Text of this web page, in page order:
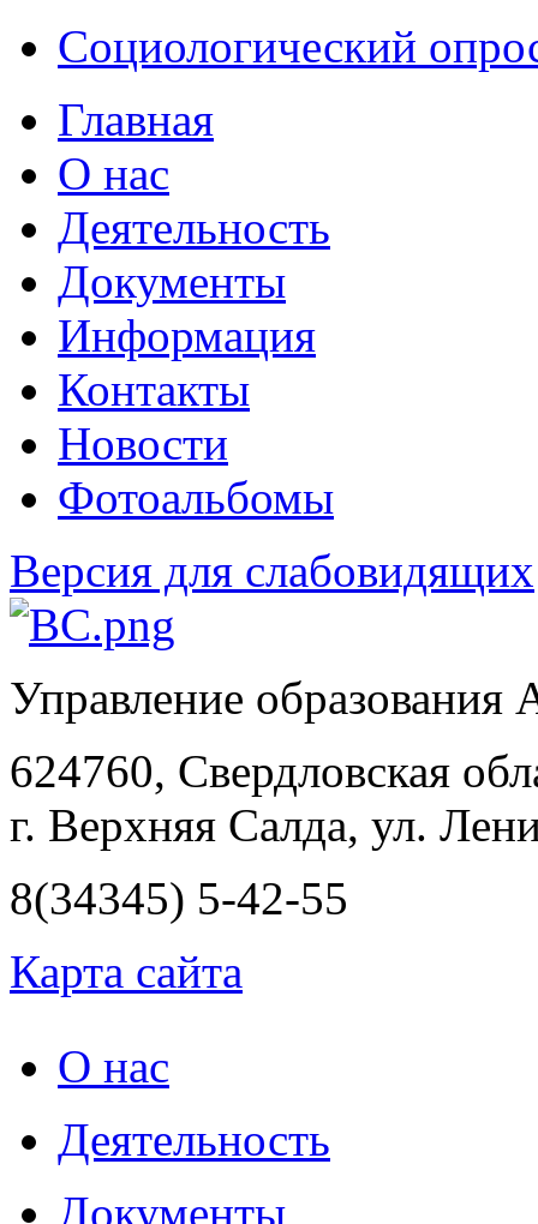
Социологический
Главная
О нас
Деятельность
Документы
Информация
Контакты
Новости
Фотоальбомы
Версия для слабовидящих
Управление
624760, Свердловская
г. Верхняя Салда, ул.
8(34345) 5-42-55
Карта сайта
О нас
Деятельность
Документы